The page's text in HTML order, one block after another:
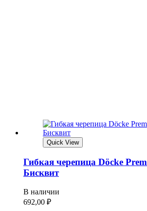
Quick View
Гибкая черепица Döcke
Бисквит
В наличии
692,00 ₽